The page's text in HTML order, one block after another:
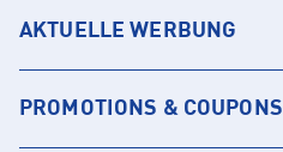
AKTUELLE WERBUNG
PROMOTIONS & COUPONS